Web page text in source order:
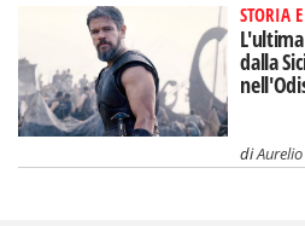
STORIA
dalla
di